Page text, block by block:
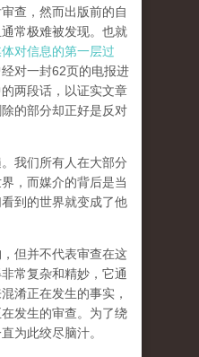
查，然而出版前的自
常极难被发现。 也就
对信息的第一层过
对一封62页的电报进
两段话，以证实文章
的部分却正好是反对
我们所有人在大部分
，而媒介的背后是当
到的世界就变成了他
但并不代表审查在这
常复杂和精妙，它通
淆正在发生的事实，
发生的审查。为了绕
为此绞尽脑汁。